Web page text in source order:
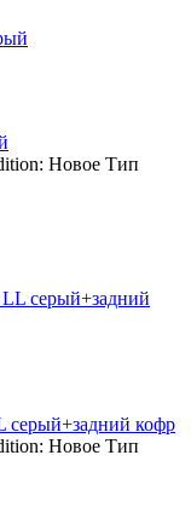
Новое Тип
серый+задний кофр
Новое Тип